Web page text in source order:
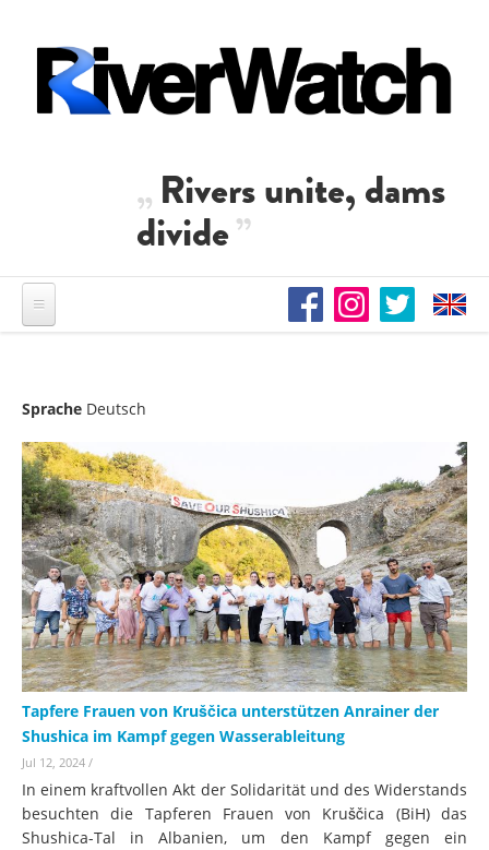
Rivers unite, dams
divide
Sprache Deutsch
Tapfere Frauen von Kruščica unterstützen Anrainer der
Shushica im Kampf gegen Wasserableitung
Jul 12, 2024 /
In einem kraftvollen Akt der Solidarität und des Widerstands
besuchten die Tapferen Frauen von Kruščica (BiH) das
Shushica-Tal in Albanien, um den Kampf gegen ein